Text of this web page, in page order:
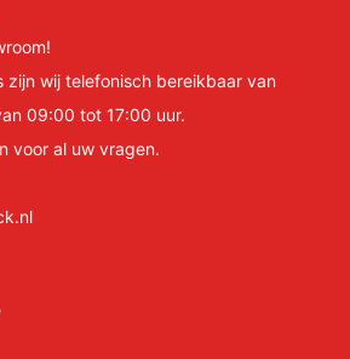
zijn wij telefonisch bereikbaar van
09:00 tot 17:00 uur.
voor al uw vragen.